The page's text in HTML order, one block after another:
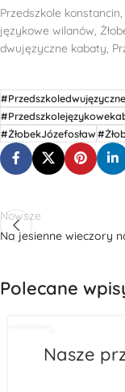
Przedszkole
językowe wilanów,
dwujęzyczne kabaty,
#ŻłobekJózefosław
Nowsze
Na jesienne wieczory
Polecane
Nasze